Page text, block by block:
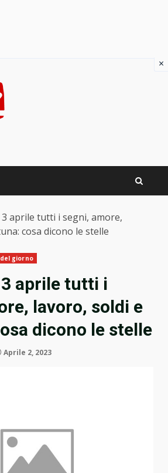
aprile tutti i segni, amore,
cosa dicono le stelle
giorno
aprile tutti i
lavoro, soldi e
dicono le stelle
Aprile 2, 2023
×